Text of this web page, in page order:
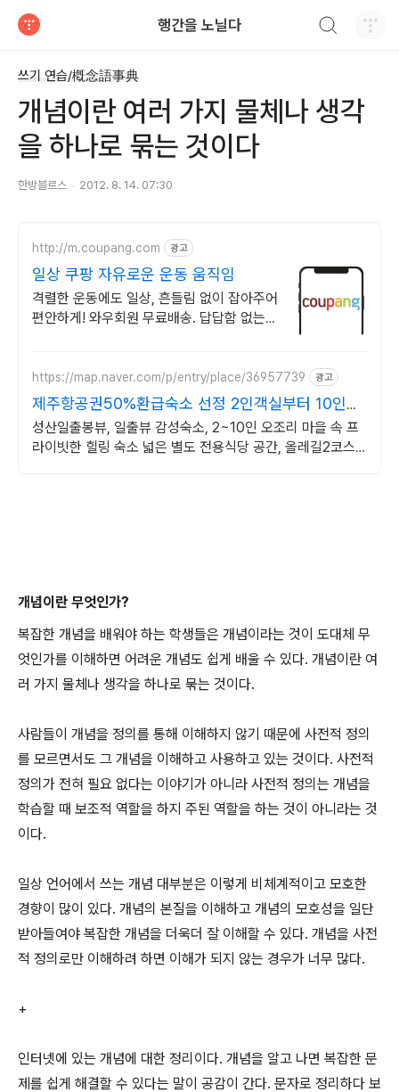
행간을 노닐다
쓰기 연습/槪念語事典
개념이란 여러 가지 물체나 생각
을 하나로 묶는 것이다
한방블르스 2012. 8. 14. 07:30
http://m.coupang.com 광고
일상 쿠팡 자유로운 운동 움직임
격렬한 운동에도 일상, 흔들림 없이 잡아주어
편안하게! 와우회원 무료배송. 답답함 없는
https://map.naver.com/p/entry/place/36957739 광고
제주항공권50%환급숙소 선정 2인객실부터 10인객
실 구성
성산일출봉뷰, 일출뷰 감성숙소, 2~10인 오조리 마을 속 프
라이빗한 힐링 숙소 넓은 별도 전용식당 공간, 올레길2코스
개념이란 무엇인가?
복잡한 개념을 배워야 하는 학생들은 개념이라는 것이 도대체 무
엇인가를 이해하면 어려운 개념도 쉽게 배울 수 있다. 개념이란 여
러 가지 물체나 생각을 하나로 묶는 것이다.
사람들이 개념을 정의를 통해 이해하지 않기 때문에 사전적 정의
를 모르면서도 그 개념을 이해하고 사용하고 있는 것이다. 사전적
정의가 전혀 필요 없다는 이야기가 아니라 사전적 정의는 개념을
학습할 때 보조적 역할을 하지 주된 역할을 하는 것이 아니라는 것
이다.
일상 언어에서 쓰는 개념 대부분은 이렇게 비체계적이고 모호한
경향이 많이 있다. 개념의 본질을 이해하고 개념의 모호성을 일단
받아들여야 복잡한 개념을 더욱더 잘 이해할 수 있다. 개념을 사전
적 정의로만 이해하려 하면 이해가 되지 않는 경우가 너무 많다.
+
인터넷에 있는 개념에 대한 정리이다. 개념을 알고 나면 복잡한 문
제를 쉽게 해결할 수 있다는 말이 공감이 간다. 문자로 정리하다 보